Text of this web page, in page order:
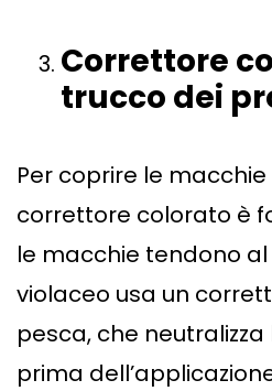
Correttore
trucco dei
Per coprire le macchie
correttore colorato è
le macchie tendono
violaceo usa un
pesca, che
prima